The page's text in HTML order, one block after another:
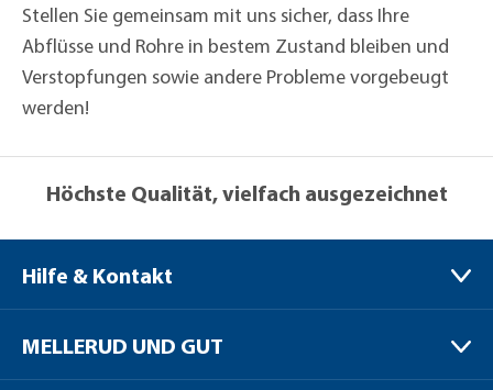
Stellen Sie gemeinsam mit uns sicher, dass Ihre
Abflüsse und Rohre in bestem Zustand bleiben und
Verstopfungen sowie andere Probleme vorgebeugt
werden!
Höchste Qualität, vielfach ausgezeichnet
Hilfe & Kontakt
Bernhard-Röttgen-Waldweg 20
41379 Brüggen / Niederrhein
MELLERUD UND GUT